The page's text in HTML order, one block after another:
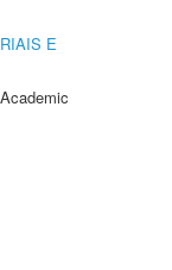
E